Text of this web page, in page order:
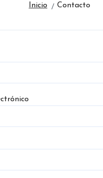
Inicio Contacto